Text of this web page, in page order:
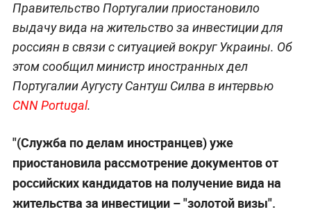
Правительство Португалии приостановило
выдачу вида на жительство за инвестиции для
россиян в связи с ситуацией вокруг Украины. Об
этом сообщил министр иностранных дел
Португалии Аугусту Сантуш Силва в интервью
CNN Portugal.
"(Служба по делам иностранцев) уже
приостановила рассмотрение документов от
российских кандидатов на получение вида на
жительства за инвестиции – "золотой визы".